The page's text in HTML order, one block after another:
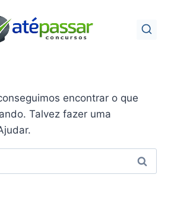
encontrar o que
Talvez fazer uma